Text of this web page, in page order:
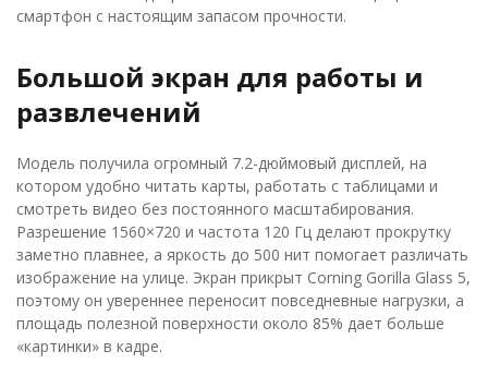
смартфон с настоящим запасом прочности.
Большой экран для работы и
развлечений
Модель получила огромный 7.2-дюймовый дисплей, на
котором удобно читать карты, работать с таблицами и
смотреть видео без постоянного масштабирования.
Разрешение 1560×720 и частота 120 Гц делают прокрутку
заметно плавнее, а яркость до 500 нит помогает различать
изображение на улице. Экран прикрыт Corning Gorilla Glass 5,
поэтому он увереннее переносит повседневные нагрузки, а
площадь полезной поверхности около 85% дает больше
«картинки» в кадре.